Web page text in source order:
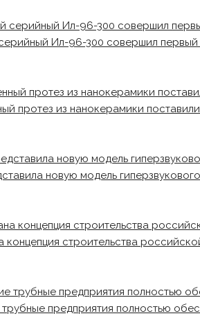
Ил-96-300 совершил первый
протез из нанокерамики
новую модель
концепция строительства
предприятия полностью